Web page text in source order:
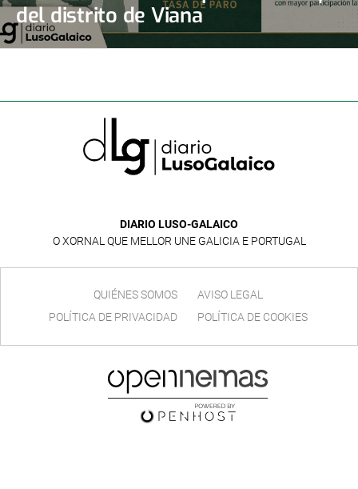
del distrito de Viana
DIARIO LUSO-GALAICO
O XORNAL QUE MELLOR UNE GALICIA E PORTUGAL
QUIÉNES SOMOS
AVISO LEGAL
POLÍTICA DE PRIVACIDAD
POLÍTICA DE COOKIES